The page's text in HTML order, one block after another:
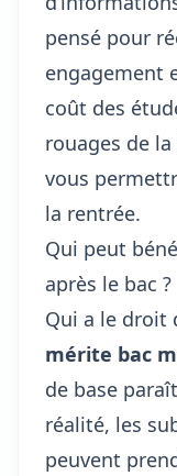
pensé pour
engagement
coût des
rouages de la
vous
la rentrée.
Qui peut
après le bac ?
Qui a le droit
mérite bac
de base
réalité, les
peuvent